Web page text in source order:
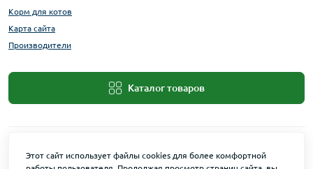
Корм для котов
Карта сайта
Производители
Каталог товаров
Этот сайт использует файлы cookies для более комфортной